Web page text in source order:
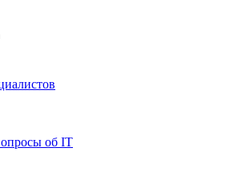
об IT